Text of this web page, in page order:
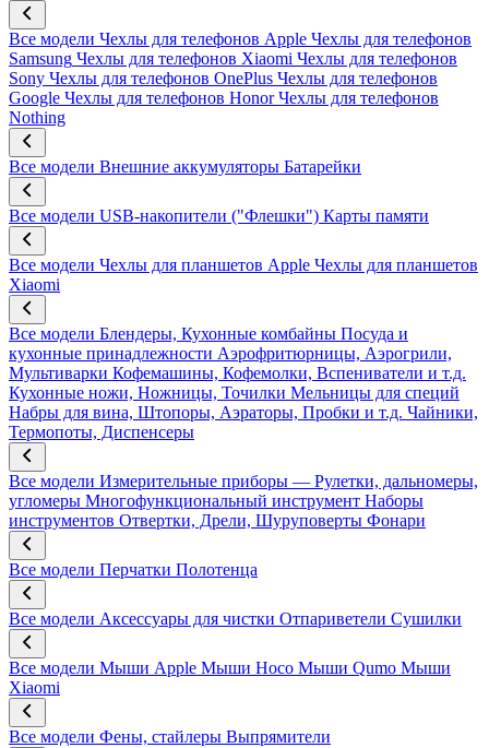
Все модели Чехлы для телефонов Apple Чехлы для телефонов
Samsung Чехлы для телефонов Xiaomi Чехлы для телефонов
Sony Чехлы для телефонов OnePlus Чехлы для телефонов
Google Чехлы для телефонов Honor Чехлы для телефонов
Nothing
Все модели Внешние аккумуляторы Батарейки
Все модели USB-накопители ("Флешки") Карты памяти
Все модели Чехлы для планшетов Apple Чехлы для планшетов
Xiaomi
Все модели Блендеры, Кухонные комбайны Посуда и
кухонные принадлежности Аэрофритюрницы, Аэрогрили,
Мультиварки Кофемашины, Кофемолки, Вспениватели и т.д.
Кухонные ножи, Ножницы, Точилки Мельницы для специй
Набры для вина, Штопоры, Аэраторы, Пробки и т.д. Чайники,
Термопоты, Диспенсеры
Все модели Измерительные приборы — Рулетки, дальномеры,
угломеры Многофункциональный инструмент Наборы
инструментов Отвертки, Дрели, Шуруповерты Фонари
Все модели Перчатки Полотенца
Все модели Аксессуары для чистки Отпариветели Сушилки
Все модели Мыши Apple Мыши Hoco Мыши Qumo Мыши
Xiaomi
Все модели Фены, стайлеры Выпрямители